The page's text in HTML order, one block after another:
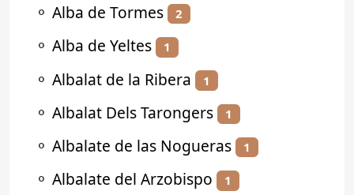
⚬ Alba de Tormes 2
⚬ Alba de Yeltes 1
⚬ Albalat de la Ribera 1
⚬ Albalat Dels Tarongers 1
⚬ Albalate de las Nogueras 1
⚬ Albalate del Arzobispo 1